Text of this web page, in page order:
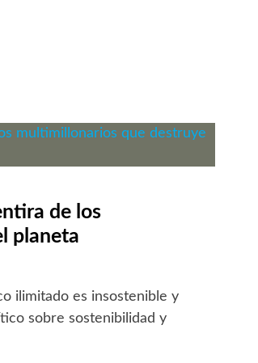
de los
planeta
ilimitado es insostenible y
sobre sostenibilidad y